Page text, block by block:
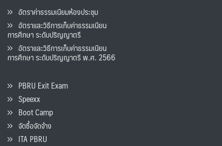
อัตราค่าธรรมเนียมห้องประชุม
อัตราและวิธีการเก็บค่าธรรมเนียน
การศึกษา ระดับปริญญาตรี
อัตราและวิธีการเก็บค่าธรรมเนียน
การศึกษา ระดับปริญญาตรี พ.ศ. 2566
PBRU Exit Exam
Speexx
Boot Camp
จัดซื้อจัดจ้าง
ITA PBRU